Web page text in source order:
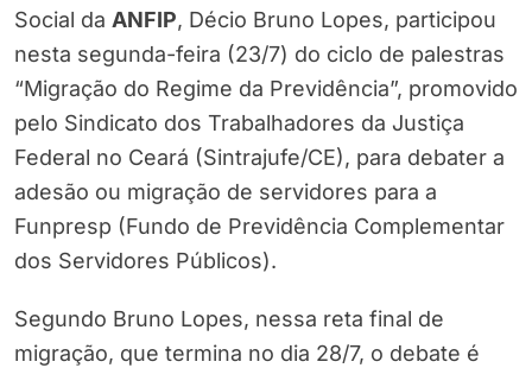
Social da ANFIP, Décio Bruno Lopes, participou
nesta segunda-feira (23/7) do ciclo de palestras
“Migração do Regime da Previdência”, promovido
pelo Sindicato dos Trabalhadores da Justiça
Federal no Ceará (Sintrajufe/CE), para debater a
adesão ou migração de servidores para a
Funpresp (Fundo de Previdência Complementar
dos Servidores Públicos).
Segundo Bruno Lopes, nessa reta final de
migração, que termina no dia 28/7, o debate é